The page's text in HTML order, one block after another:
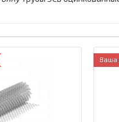
Ваша